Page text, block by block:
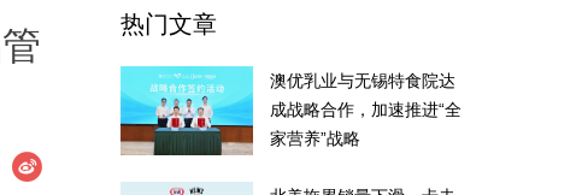
热门文章
澳优乳业与无锡特食院达
成战略合作，加速推进“全
家营养”战略